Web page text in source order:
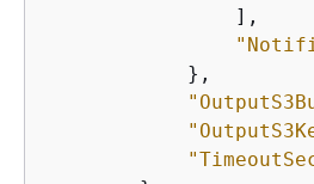
                ],
            },